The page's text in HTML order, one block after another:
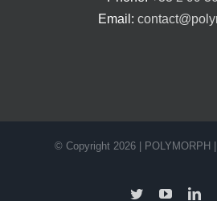
Email:
© Copyright 2026 | POLYMORPH
TwitterYouTube